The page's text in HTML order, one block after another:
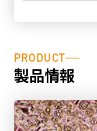
PRODUCT
製品情報